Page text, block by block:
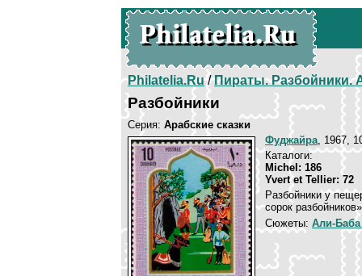
Philatelia.Ru/Пираты. Разбойники.
Разбойники
Серия: Арабские сказки
Фуджайра, 1967,
Каталоги:
Michel: 186
Yvert et Tellier: 72
Разбойники у
сорок
Сюжеты: Али-